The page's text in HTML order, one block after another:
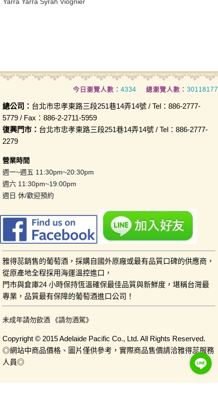
今日瀏覽人數： 4334 總瀏覽人數： 30118177
總公司： 台北市忠孝東路三段251巷14弄14號 / Tel：886-2777-
5779 / Fax：886-2-2711-5959
復興門市： 台北市忠孝東路三段251巷14弄14號 / Tel：886-2777-
2279
營業時間
週一~週五 11:30pm~20:30pm
週六 11:30pm~19:00pm
週日 休/歡迎預約
雅得蕊銷售的葡萄酒，採購自國外原廠或最有品質口碑的供應商，
從原產地全程採用海運溫控進口，
門市與倉庫24 小時保持恆溫確保最佳品質與新鮮度，堪稱台灣最
專業，品質最有保障的葡萄酒進口公司！
未成年請勿飲酒 《請勿酒駕》
Copyright © 2015 Adelaide Pacific Co., Ltd. All Rights Reserved.
◎網站中商品價格、圖片僅供參考，實際商品售價請洽雅得蕊服務
人員◎